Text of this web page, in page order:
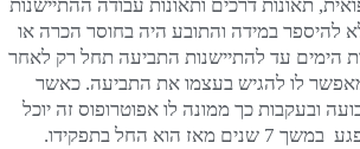
תאונות דרכים ותאונות עבודה ההתיישנות
להיספר במידה והתובע היה בחוסר הכרה או
הימים עד להתיישנות התביעה תחל רק לאחר
לו להגיש בעצמו את התביעה. כאשר
ובעקבות כך ממונה לו אפוטרופוס זה יוכל
הוא החל בתפקידו.